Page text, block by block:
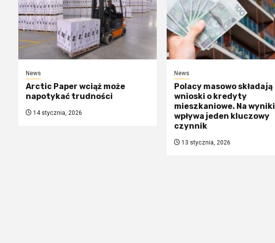
News
Arctic Paper wciąż może
napotykać trudności
14 stycznia, 2026
News
Polacy masowo składają
wnioski o kredyty
mieszkaniowe. Na wyniki
wpływa jeden kluczowy
czynnik
13 stycznia, 2026